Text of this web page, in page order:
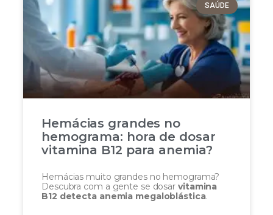
SAÚDE
Hemácias grandes no
hemograma: hora de dosar
vitamina B12 para anemia?
Hemácias muito grandes no hemograma?
Descubra com a gente se dosar vitamina
B12 detecta anemia megaloblástica.